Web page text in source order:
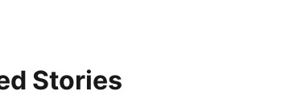
Stories